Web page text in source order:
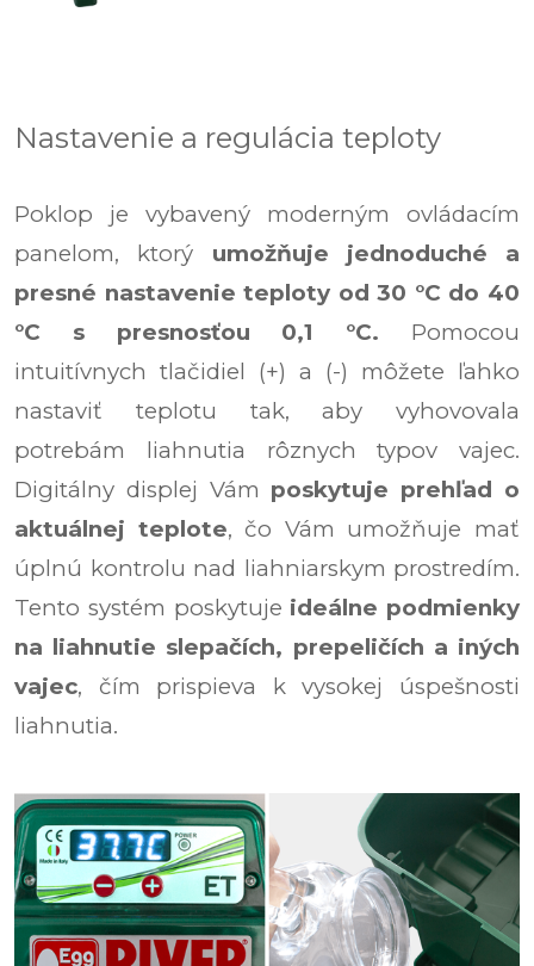
Nastavenie a regulácia teploty
Poklop je vybavený moderným ovládacím
panelom, ktorý umožňuje jednoduché a
presné nastavenie teploty od 30 °C do 40
°C s presnosťou 0,1 °C. Pomocou
intuitívnych tlačidiel (+) a (-) môžete ľahko
nastaviť teplotu tak, aby vyhovovala
potrebám liahnutia rôznych typov vajec.
Digitálny displej Vám poskytuje prehľad o
aktuálnej teplote, čo Vám umožňuje mať
úplnú kontrolu nad liahniarskym prostredím.
Tento systém poskytuje ideálne podmienky
na liahnutie slepačích, prepeličích a iných
vajec, čím prispieva k vysokej úspešnosti
liahnutia.